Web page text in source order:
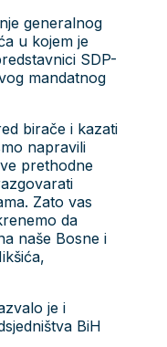
generalnog
u kojem je
SDP-
mandatnog
birače i kazati
napravili
prethodne
Zato vas
da
naše Bosne i
je i
BiH